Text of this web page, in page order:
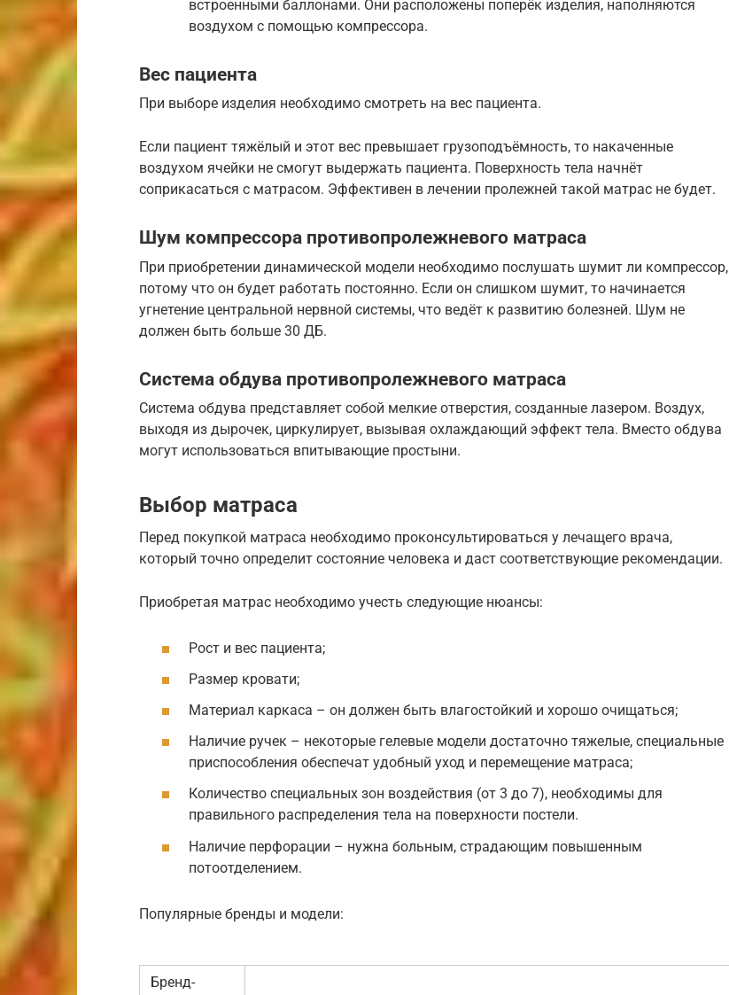
встроенными баллонами. Они расположены поперёк изделия, наполняются
воздухом с помощью компрессора.
Вес пациента
При выборе изделия необходимо смотреть на вес пациента.
Если пациент тяжёлый и этот вес превышает грузоподъёмность, то накаченные
воздухом ячейки не смогут выдержать пациента. Поверхность тела начнёт
соприкасаться с матрасом. Эффективен в лечении пролежней такой матрас не будет.
Шум компрессора противопролежневого матраса
При приобретении динамической модели необходимо послушать шумит ли компрессор,
потому что он будет работать постоянно. Если он слишком шумит, то начинается
угнетение центральной нервной системы, что ведёт к развитию болезней. Шум не
должен быть больше 30 ДБ.
Система обдува противопролежневого матраса
Система обдува представляет собой мелкие отверстия, созданные лазером. Воздух,
выходя из дырочек, циркулирует, вызывая охлаждающий эффект тела. Вместо обдува
могут использоваться впитывающие простыни.
Выбор матраса
Перед покупкой матраса необходимо проконсультироваться у лечащего врача,
который точно определит состояние человека и даст соответствующие рекомендации.
Приобретая матрас необходимо учесть следующие нюансы:
Рост и вес пациента;
Размер кровати;
Материал каркаса – он должен быть влагостойкий и хорошо очищаться;
Наличие ручек – некоторые гелевые модели достаточно тяжелые, специальные
приспособления обеспечат удобный уход и перемещение матраса;
Количество специальных зон воздействия (от 3 до 7), необходимы для
правильного распределения тела на поверхности постели.
Наличие перфорации – нужна больным, страдающим повышенным
потоотделением.
Популярные бренды и модели:
Бренд-